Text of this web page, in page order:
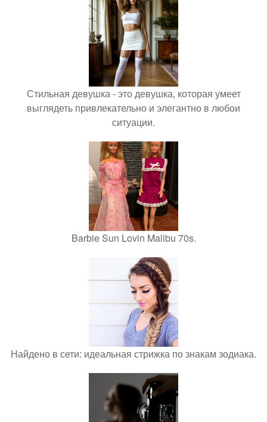
Стильная девушка - это девушка, которая умеет
выглядеть привлекательно и элегантно в любои
ситуации.
Barbie Sun Lovin Malibu 70s.
Найдено в сети: идеальная стрижка по знакам зодиака.